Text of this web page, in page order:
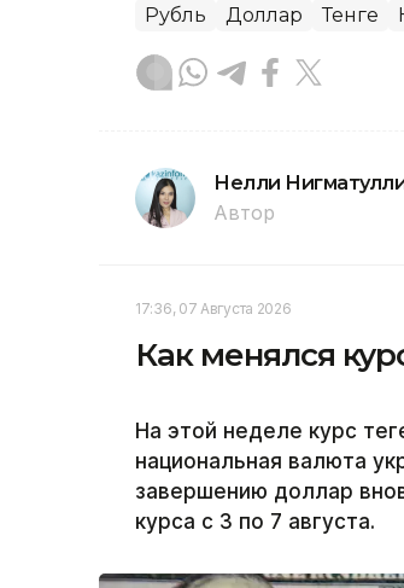
Рубль Доллар Тенге
Нелли
Автор
17:36, 07 Августа 2026
Как менялся
На этой неделе курс
национальная валюта
завершению доллар
курса с 3 по 7 августа.